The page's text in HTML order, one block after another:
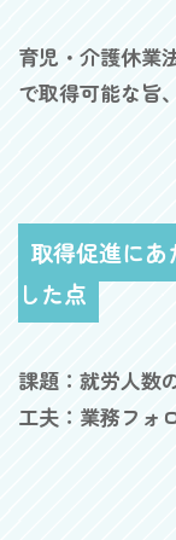
育児・介護休業
で取得可能な旨
取得促進に
した点
課題：就労人数
工夫：業務フォ